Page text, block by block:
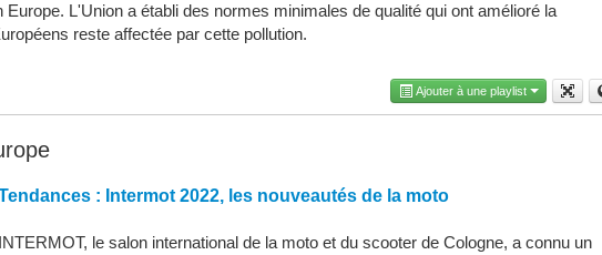
Europe. L'Union a établi des normes minimales de qualité qui ont amélioré la
reste affectée par cette pollution.
Ajouter à une playlist
: Intermot 2022, les nouveautés de la moto
INTERMOT, le salon international de la moto et du scooter de Cologne, a connu un